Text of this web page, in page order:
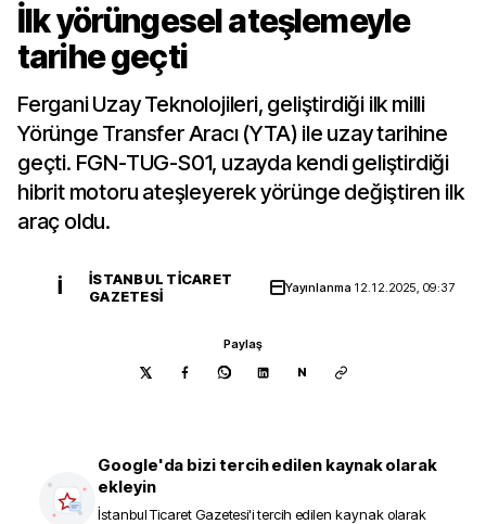
İlk yörüngesel ateşlemeyle
tarihe geçti
Fergani Uzay Teknolojileri, geliştirdiği ilk milli
Yörünge Transfer Aracı (YTA) ile uzay tarihine
geçti. FGN-TUG-S01, uzayda kendi geliştirdiği
hibrit motoru ateşleyerek yörünge değiştiren ilk
araç oldu.
İ
İSTANBUL TICARET
GAZETESI
Yayınlanma 12.12.2025, 09:37
Paylaş
N
Google'da bizi tercih edilen kaynak olarak
ekleyin
İstanbul Ticaret Gazetesi'i tercih edilen kaynak olarak